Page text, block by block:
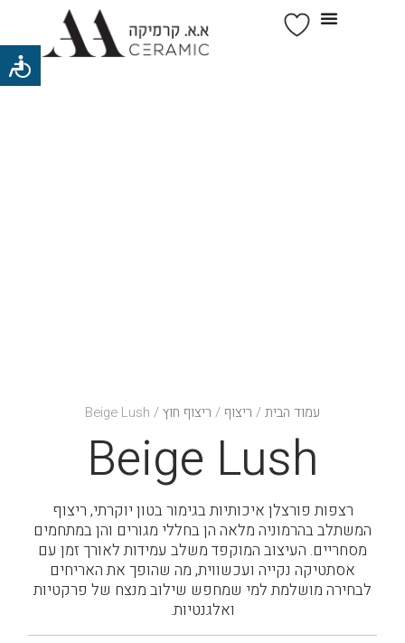
עמוד הבית/ ריצוף/ ריצוף חוץ/ Beige Lush
Beige Lush
רצפות פורצלן איכותיות בגימור בטון יוקרתי, ריצוף
המשתלב בהרמוניה מלאה הן בחללי מגורים והן במתחמים
מסחריים. העיצוב המוקפד משלב עמידות לאורך זמן עם
אסתטיקה נקייה ועכשווית, מה שהופך את האריחים
לבחירה מושלמת למי שמחפש שילוב מנצח של פרקטיות
ואלגנטיות.